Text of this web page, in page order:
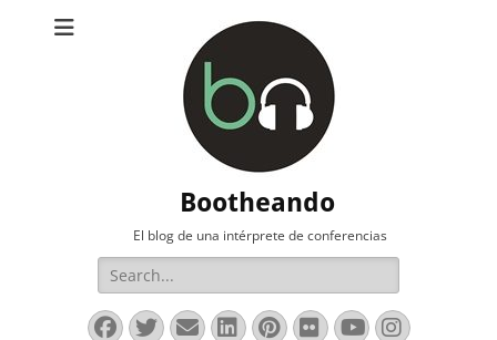
Bootheando
El blog de una intérprete de conferencias
Buscar:
Facebook
Twitter
Correo
LinkedIn
Pinterest
FlickrYouTube